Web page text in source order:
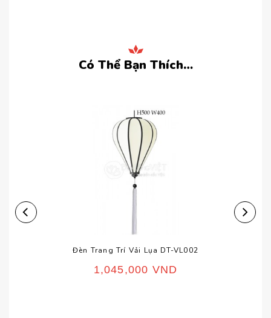
Có Thể Bạn Thích…
Đèn Trang Trí Vải Lụa DT-VL002
1,045,000 VND